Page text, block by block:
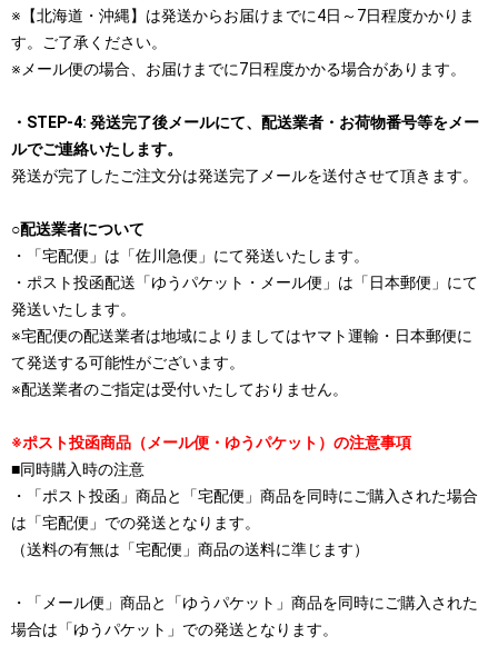
※【北海道・沖縄】は発送からお届けまでに4日～7日程度かかりま
す。ご了承ください。
※メール便の場合、お届けまでに7日程度かかる場合があります。
・STEP-4: 発送完了後メールにて、配送業者・お荷物番号等をメー
ルでご連絡いたします。
発送が完了したご注文分は発送完了メールを送付させて頂きます。
○配送業者について
・「宅配便」は「佐川急便」にて発送いたします。
・ポスト投函配送「ゆうパケット・メール便」は「日本郵便」にて
発送いたします。
※宅配便の配送業者は地域によりましてはヤマト運輸・日本郵便に
て発送する可能性がございます。
※配送業者のご指定は受付いたしておりません。
※ポスト投函商品（メール便・ゆうパケット）の注意事項
■同時購入時の注意
・「ポスト投函」商品と「宅配便」商品を同時にご購入された場合
は「宅配便」での発送となります。
（送料の有無は「宅配便」商品の送料に準じます）
・「メール便」商品と「ゆうパケット」商品を同時にご購入された
場合は「ゆうパケット」での発送となります。